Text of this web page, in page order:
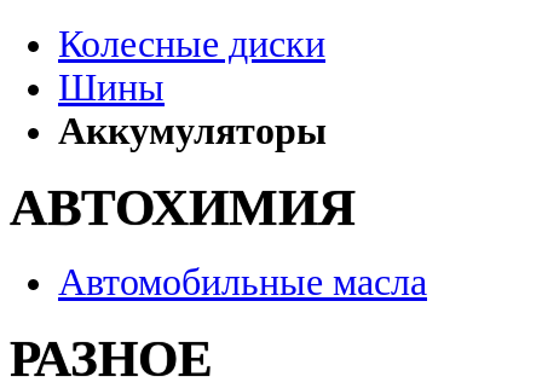
Колесные диски
Шины
Аккумуляторы
АВТОХИМИЯ
Автомобильные масла
РАЗНОЕ